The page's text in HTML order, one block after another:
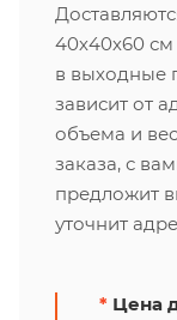
40х40х60
в выходные
зависит от
объема и
заказа, с
предложит
уточнит
* Цена